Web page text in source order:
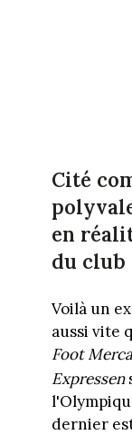
Cité
en
du club
Voilà un
aussi vite
Foot
Expressen
dernier